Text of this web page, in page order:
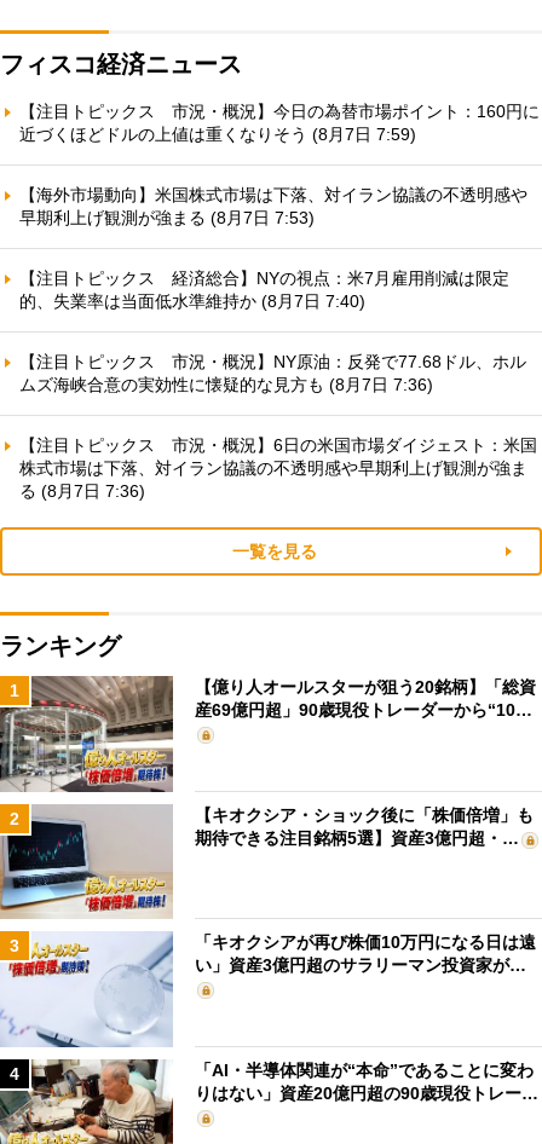
フィスコ経済ニュース
【注目トピックス 市況・概況】今日の為替市場ポイント：160円に
近づくほどドルの上値は重くなりそう (8月7日 7:59)
【海外市場動向】米国株式市場は下落、対イラン協議の不透明感や
早期利上げ観測が強まる (8月7日 7:53)
【注目トピックス 経済総合】NYの視点：米7月雇用削減は限定
的、失業率は当面低水準維持か (8月7日 7:40)
【注目トピックス 市況・概況】NY原油：反発で77.68ドル、ホル
ムズ海峡合意の実効性に懐疑的な見方も (8月7日 7:36)
【注目トピックス 市況・概況】6日の米国市場ダイジェスト：米国
株式市場は下落、対イラン協議の不透明感や早期利上げ観測が強ま
る (8月7日 7:36)
一覧を見る
ランキング
1
【億り人オールスターが狙う20銘柄】「総資
産69億円超」90歳現役トレーダーから“10…
2
【キオクシア・ショック後に「株価倍増」も
期待できる注目銘柄5選】資産3億円超・…
3
「キオクシアが再び株価10万円になる日は遠
い」資産3億円超のサラリーマン投資家が…
4
「AI・半導体関連が“本命”であることに変わ
りはない」資産20億円超の90歳現役トレー…